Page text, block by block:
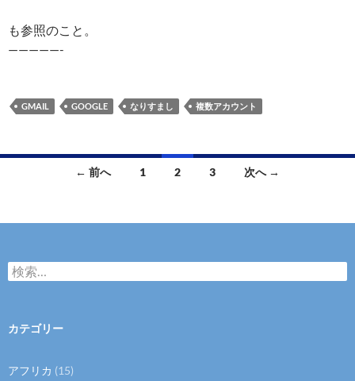
も参照のこと。
—————-
GMAIL GOOGLE なりすまし 複数アカウント
ナ
ゲ
シ
ョ
← 前へ 1 2 3 次へ →
検
索
カテゴリー
アフリカ (15)